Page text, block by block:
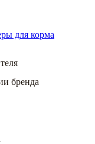
для корма
бренда